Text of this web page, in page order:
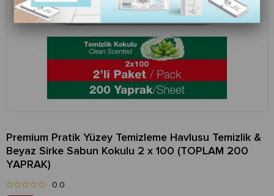
Premium Pratik Yüzey Temizleme Havlusu Temizlik &
Beyaz Sirke Sabun Kokulu 2 x 100 (TOPLAM 200
YAPRAK)
0.0